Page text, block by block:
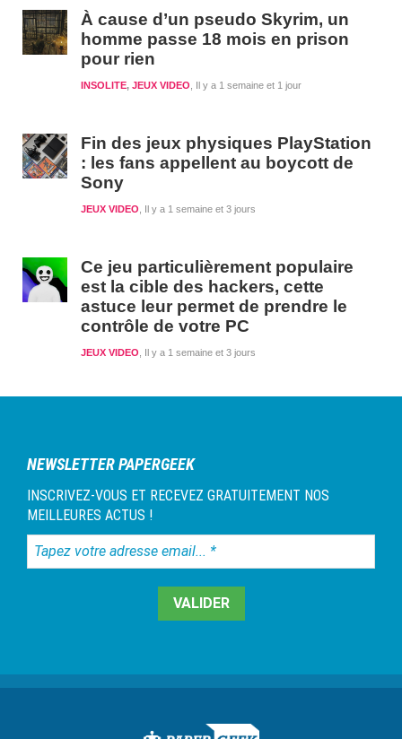
À cause d’un pseudo Skyrim, un
homme passe 18 mois en prison
pour rien
Il y a 1 semaine et 1 jour
INSOLITE, JEUX VIDEO
Fin des jeux physiques PlayStation
: les fans appellent au boycott de
Sony
Il y a 1 semaine et 3 jours
JEUX VIDEO
Ce jeu particulièrement populaire
est la cible des hackers, cette
astuce leur permet de prendre le
contrôle de votre PC
Il y a 1 semaine et 3 jours
JEUX VIDEO
NEWSLETTER PAPERGEEK
INSCRIVEZ-VOUS ET RECEVEZ GRATUITEMENT NOS
MEILLEURES ACTUS !
Tapez
votre